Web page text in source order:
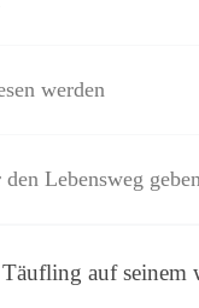
werden
Lebensweg geben
auf seinem